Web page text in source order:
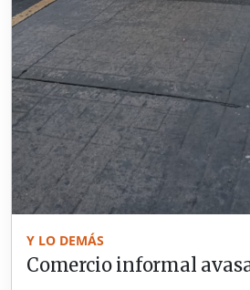
Y LO DEMÁS
Comercio informal